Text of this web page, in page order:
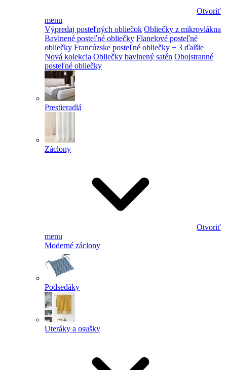
Otvoriť
menu
Výpredaj posteľných obliečok Obliečky z mikrovlákna
Bavlnené posteľné obliečky Flanelové posteľné
obliečky Francúzske posteľné obliečky + 3 ďalšie
Nová kolekcia Obliečky bavlnený satén Obojstranné
posteľné obliečky
Prestieradlá
Záclony
Otvoriť
menu
Moderné záclony
Podsedáky
Uteráky a osušky